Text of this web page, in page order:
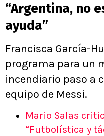
“Argentina, no
ayuda”
Francisca García-
programa para un
incendiario paso a
equipo de Messi.
Mario Salas
“Futbolística y